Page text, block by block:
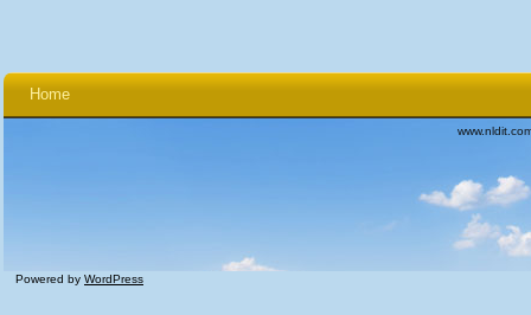
Home
Powered by WordPress